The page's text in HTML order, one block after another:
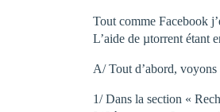
Tout comme Facebook
L’aide de µtorrent étant
A/ Tout d’abord,
1/ Dans la section «